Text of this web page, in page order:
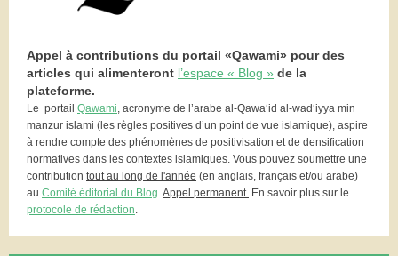
Appel à contributions du portail «Qawami» pour des
articles qui alimenteront l’espace « Blog » de la
plateforme.
Le portail Qawami, acronyme de l’arabe al-Qawa‘id al-wad‘iyya min
manzur islami (les règles positives d’un point de vue islamique), aspire
à rendre compte des phénomènes de positivisation et de densification
normatives dans les contextes islamiques. Vous pouvez soumettre une
contribution tout au long de l'année (en anglais, français et/ou arabe)
au Comité éditorial du Blog.Appel permanent. En savoir plus sur le
protocole de rédaction.